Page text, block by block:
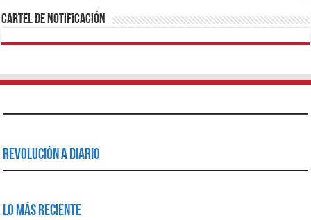
Cartel de Notificación
Revolución a Diario
Lo Más Reciente